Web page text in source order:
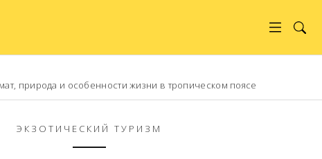
природа и особенности жизни в тропическом поясе
ЭКЗОТИЧЕСКИЙ ТУРИЗМ